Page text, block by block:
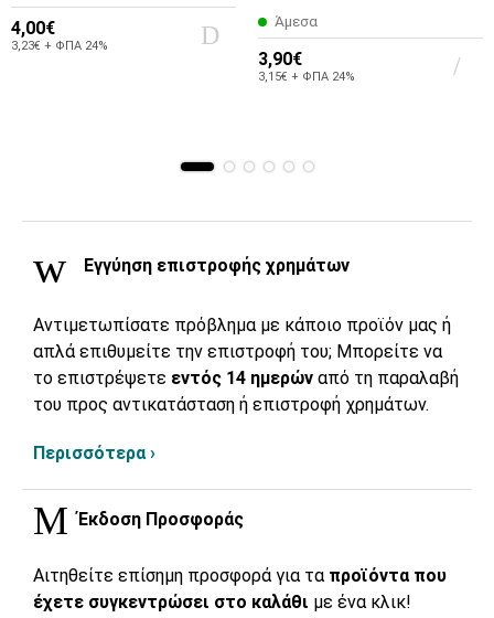
4,00€
3,23€ + ΦΠΑ 24%
Άμεσα
3,90€
3,15€ + ΦΠΑ 24%
Εγγύηση επιστροφής χρημάτων
Αντιμετωπίσατε πρόβλημα με κάποιο προϊόν μας ή
απλά επιθυμείτε την επιστροφή του; Μπορείτε να
το επιστρέψετε εντός 14 ημερών από τη παραλαβή
του προς αντικατάσταση ή επιστροφή χρημάτων.
Περισσότερα ›
Έκδοση Προσφοράς
Αιτηθείτε επίσημη προσφορά για τα προϊόντα που
έχετε συγκεντρώσει στο καλάθι με ένα κλικ!